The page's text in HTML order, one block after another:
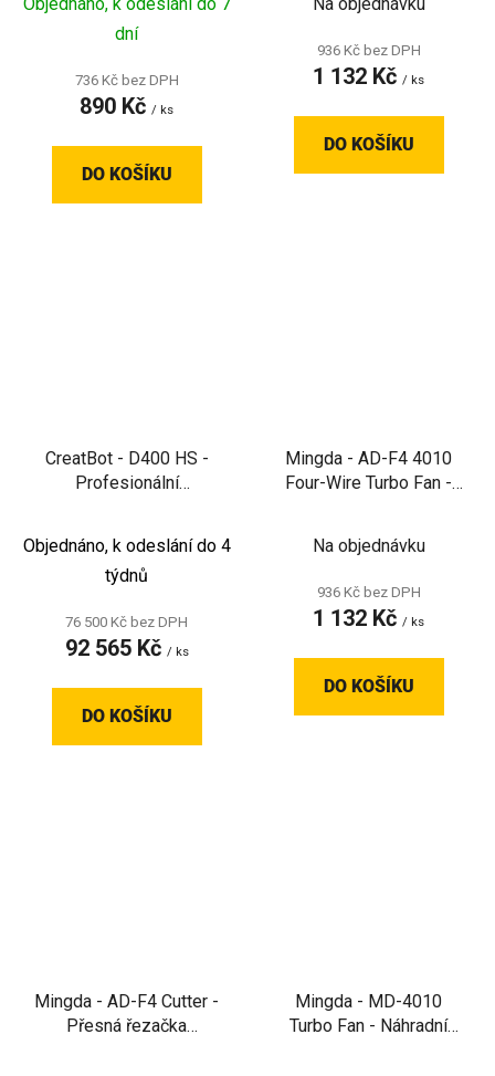
400D/600D/1000D
dní
736 Kč bez DPH
890 Kč / ks
DO KOŠÍKU
936 Kč bez DPH
1 132 Kč / ks
DO KOŠÍKU
CreatBot - D400 HS -
Profesionální
Objednáno, k odeslání do 4
týdnů
76 500 Kč bez DPH
92 565 Kč / ks
DO KOŠÍKU
Mingda - AD-F4 4010
Four-Wire Turbo Fan -
Na objednávku
936 Kč bez DPH
1 132 Kč / ks
DO KOŠÍKU
Mingda - AD-F4 Cutter -
Přesná řezačka
Mingda - MD-4010
Turbo Fan - Náhradní